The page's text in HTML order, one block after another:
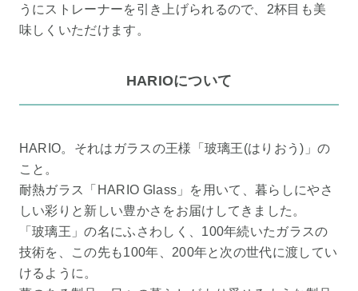
うにストレーナーを引き上げられるので、2杯目も美
味しくいただけます。
HARIOについて
HARIO。それはガラスの王様「玻璃王(はりおう)」の
こと。
耐熱ガラス「HARIO Glass」を用いて、暮らしにやさ
しい彩りと新しい豊かさをお届けしてきました。
「玻璃王」の名にふさわしく、100年続いたガラスの
技術を、この先も100年、200年と次の世代に渡してい
けるように。